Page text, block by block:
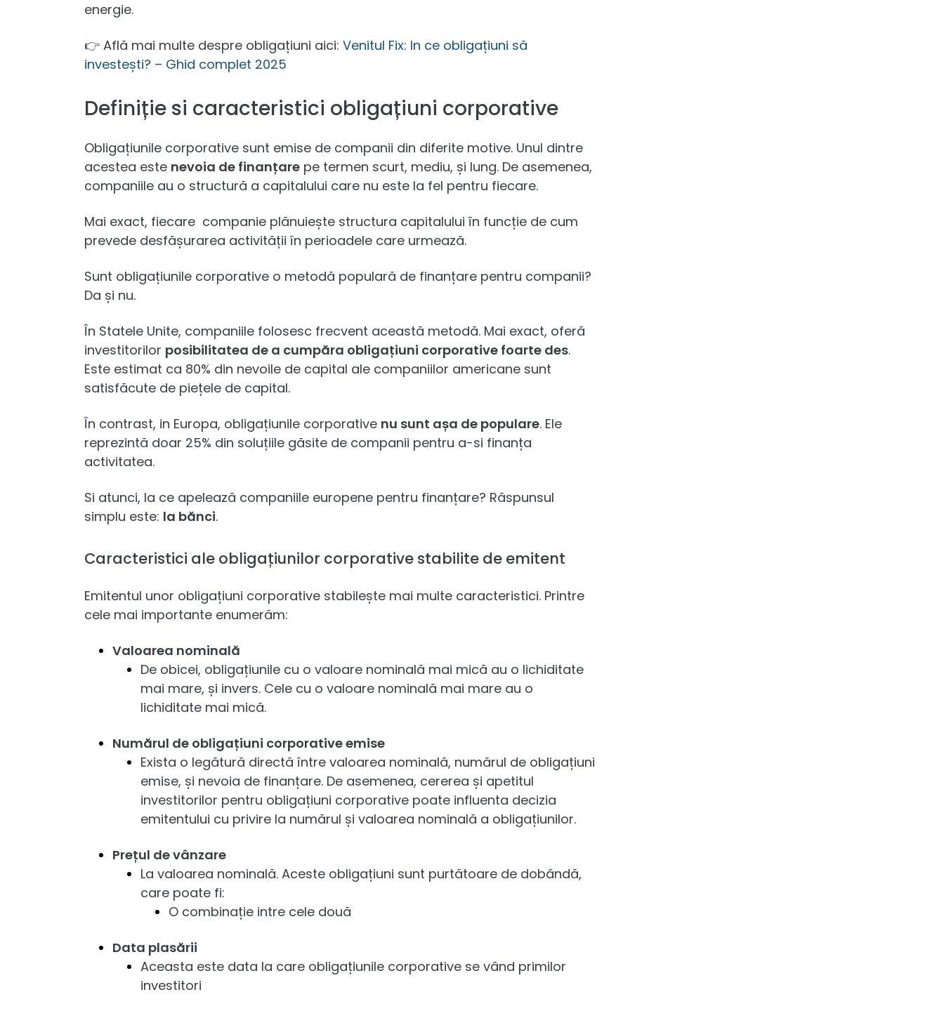
energie.
👉 Află mai multe despre obligațiuni aici: Venitul Fix: In ce obligațiuni să
investești? – Ghid complet 2025
Definiție si caracteristici obligațiuni corporative
Obligațiunile corporative sunt emise de companii din diferite motive. Unul dintre
acestea este nevoia de finanțare pe termen scurt, mediu, și lung. De asemenea,
companiile au o structură a capitalului care nu este la fel pentru fiecare.
Mai exact, fiecare companie plănuiește structura capitalului în funcție de cum
prevede desfășurarea activității în perioadele care urmează.
Sunt obligațiunile corporative o metodă populară de finanțare pentru companii?
Da și nu.
În Statele Unite, companiile folosesc frecvent această metodă. Mai exact, oferă
investitorilor posibilitatea de a cumpăra obligațiuni corporative foarte des.
Este estimat ca 80% din nevoile de capital ale companiilor americane sunt
satisfăcute de piețele de capital.
În contrast, in Europa, obligațiunile corporative nu sunt așa de populare. Ele
reprezintă doar 25% din soluțiile găsite de companii pentru a-si finanța
activitatea.
Si atunci, la ce apelează companiile europene pentru finanțare? Răspunsul
simplu este: la bănci.
Caracteristici ale obligațiunilor corporative stabilite de emitent
Emitentul unor obligațiuni corporative stabilește mai multe caracteristici. Printre
cele mai importante enumerăm:
Valoarea nominală
De obicei, obligațiunile cu o valoare nominală mai mică au o lichiditate
mai mare, și invers. Cele cu o valoare nominală mai mare au o
lichiditate mai mică.
Numărul de obligațiuni corporative emise
Exista o legătură directă între valoarea nominală, numărul de obligațiuni
emise, și nevoia de finanțare. De asemenea, cererea și apetitul
investitorilor pentru obligațiuni corporative poate influenta decizia
emitentului cu privire la numărul și valoarea nominală a obligațiunilor.
Prețul de vânzare
La valoarea nominală. Aceste obligațiuni sunt purtătoare de dobândă,
care poate fi:
O combinație intre cele două
Data plasării
Aceasta este data la care obligațiunile corporative se vând primilor
investitori